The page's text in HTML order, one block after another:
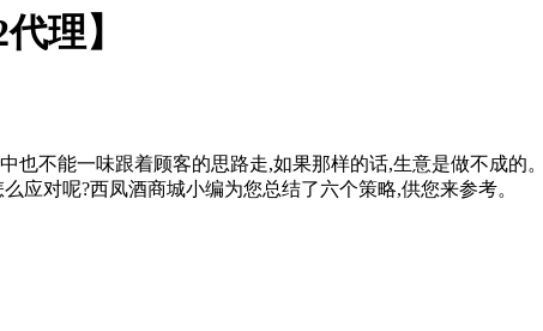
理】
不能一味跟着顾客的思路走,如果那样的话,生意是做不成的
应对呢?西凤酒商城小编为您总结了六个策略,供您来参考。